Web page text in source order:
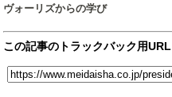
ヴォーリズからの学び
この記事のトラックバック用URL